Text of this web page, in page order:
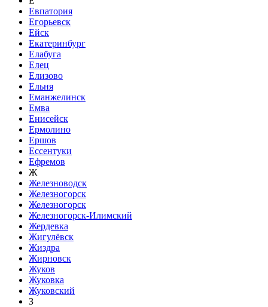
Евпатория
Егорьевск
Ейск
Екатеринбург
Елабуга
Елец
Елизово
Ельня
Еманжелинск
Емва
Енисейск
Ермолино
Ершов
Ессентуки
Ефремов
Ж
Железноводск
Железногорск
Железногорск
Железногорск-Илимский
Жердевка
Жигулёвск
Жиздра
Жирновск
Жуков
Жуковка
Жуковский
З